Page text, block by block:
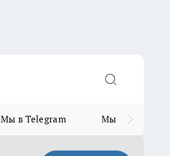
Мы в Telegram Мы в MAX